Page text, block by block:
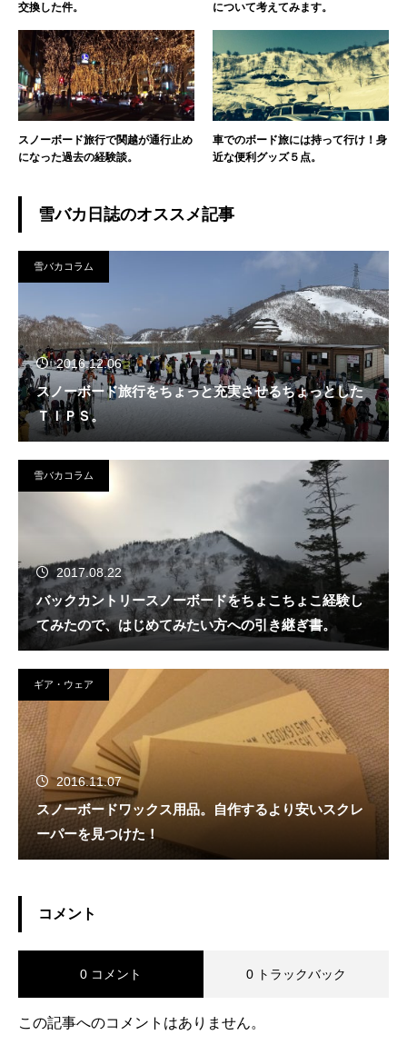
交換した件。
について考えてみます。
スノーボード旅行で関越が通行止め
になった過去の経験談。
車でのボード旅には持って行け！身
近な便利グッズ５点。
雪バカ日誌のオススメ記事
雪バカコラム
2016.12.06
スノーボード旅行をちょっと充実させるちょっとした
ＴＩＰＳ。
雪バカコラム
2017.08.22
バックカントリースノーボードをちょこちょこ経験し
てみたので、はじめてみたい方への引き継ぎ書。
ギア・ウェア
2016.11.07
スノーボードワックス用品。自作するより安いスクレ
ーパーを見つけた！
コメント
0 コメント 0 トラックバック
この記事へのコメントはありません。